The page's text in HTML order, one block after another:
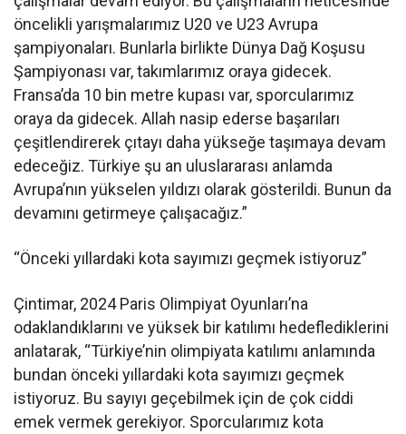
öncelikli yarışmalarımız U20 ve U23 Avrupa
şampiyonaları. Bunlarla birlikte Dünya Dağ Koşusu
Şampiyonası var, takımlarımız oraya gidecek.
Fransa’da 10 bin metre kupası var, sporcularımız
oraya da gidecek. Allah nasip ederse başarıları
çeşitlendirerek çıtayı daha yükseğe taşımaya devam
edeceğiz. Türkiye şu an uluslararası anlamda
Avrupa’nın yükselen yıldızı olarak gösterildi. Bunun da
devamını getirmeye çalışacağız.”
“Önceki yıllardaki kota sayımızı geçmek istiyoruz”
Çintimar, 2024 Paris Olimpiyat Oyunları’na
odaklandıklarını ve yüksek bir katılımı hedeflediklerini
anlatarak, “Türkiye’nin olimpiyata katılımı anlamında
bundan önceki yıllardaki kota sayımızı geçmek
istiyoruz. Bu sayıyı geçebilmek için de çok ciddi
emek vermek gerekiyor. Sporcularımız kota